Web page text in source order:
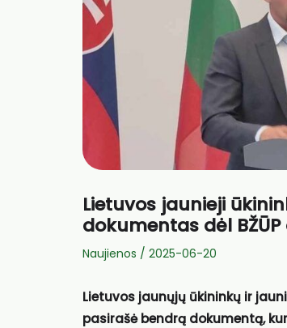
Lietuvos jaunieji
dokumentas dėl
Naujienos / 2025-06-20
Lietuvos jaunųjų ūkininkų ir
pasirašė bendrą dokumentą,